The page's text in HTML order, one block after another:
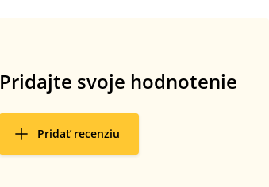
Pridajte svoje hodnotenie
Pridať recenziu